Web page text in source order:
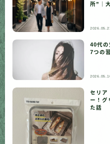
所”｜
40代の
7つの
セリア
ー！グ
た話